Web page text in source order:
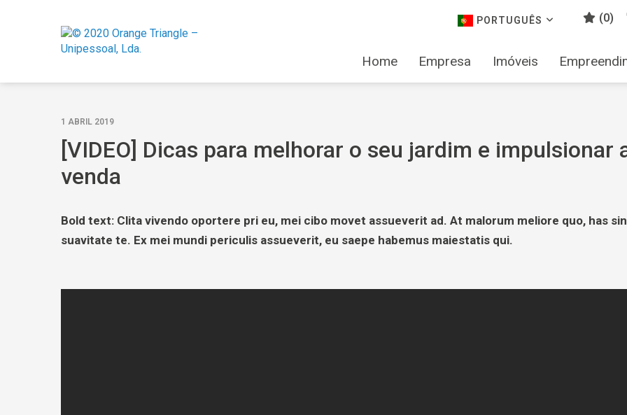
PORTUGUÊS (0)
Home Empresa Imóveis
1 ABRIL 2019
[VIDEO] Dicas para melhorar o seu jardim e impulsionar
venda
Bold text: Clita vivendo oportere pri eu, mei cibo movet assueverit ad. At malorum meliore quo, has
suavitate te. Ex mei mundi periculis assueverit, eu saepe habemus maiestatis qui.